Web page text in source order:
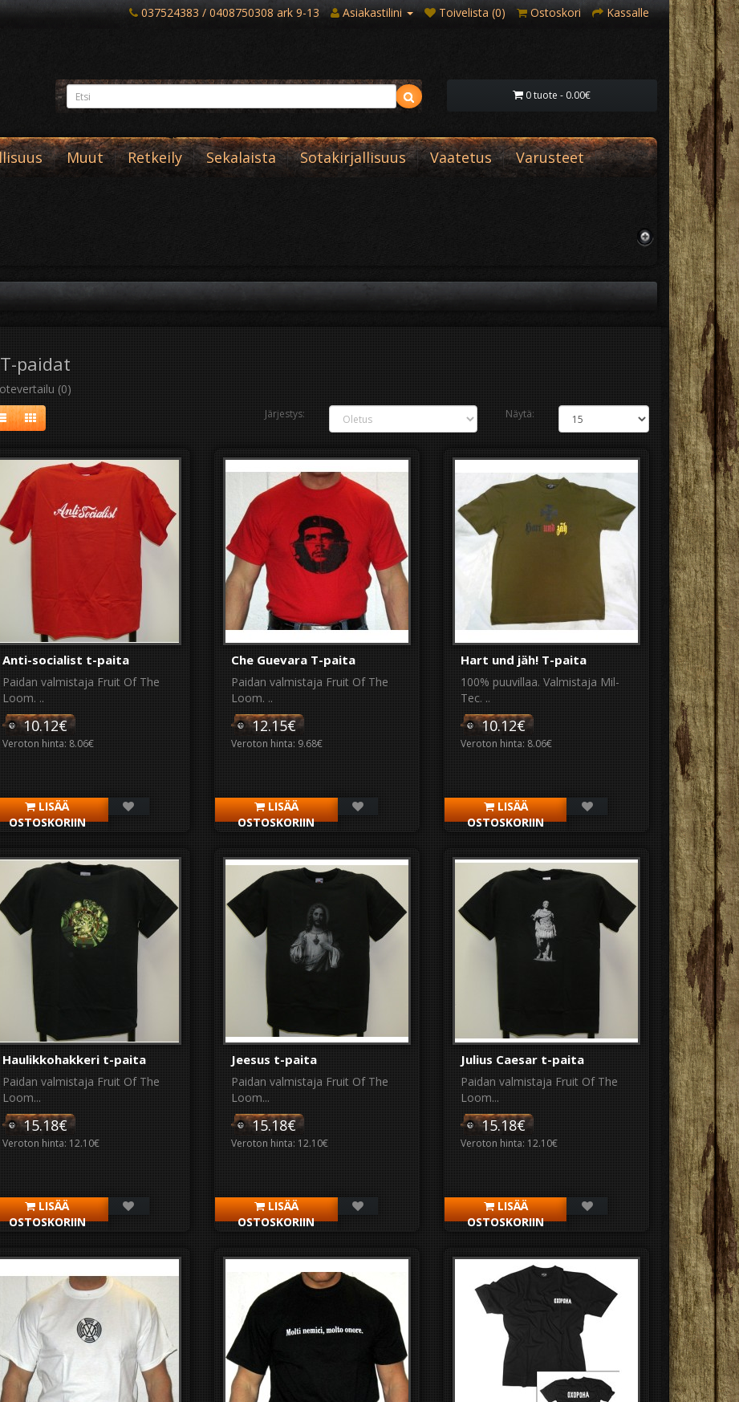
037524383 / 0408750308 ark 9-13 Asiakastilini Toivelista (0) Ostoskori Kassalle
0 tuote - 0.00€
Muut Retkeily Sekalaista Sotakirjallisuus Vaatetus Varusteet
paidat
(0)
Järjestys: Näytä:
Anti-socialist t-paita
Paidan valmistaja Fruit Of The
Loom. ..
10.12€
Veroton hinta: 8.06€
LISÄÄ
OSTOSKORIIN
Che Guevara T-paita
Paidan valmistaja Fruit Of The
Loom. ..
12.15€
Veroton hinta: 9.68€
LISÄÄ
OSTOSKORIIN
Hart und jäh! T-paita
100% puuvillaa. Valmistaja Mil-
Tec. ..
10.12€
Veroton hinta: 8.06€
LISÄÄ
OSTOSKORIIN
Haulikkohakkeri t-paita
Paidan valmistaja Fruit Of The
Loom...
15.18€
Veroton hinta: 12.10€
LISÄÄ
OSTOSKORIIN
Jeesus t-paita
Paidan valmistaja Fruit Of The
Loom...
15.18€
Veroton hinta: 12.10€
LISÄÄ
OSTOSKORIIN
Julius Caesar t-paita
Paidan valmistaja Fruit Of The
Loom...
15.18€
Veroton hinta: 12.10€
LISÄÄ
OSTOSKORIIN